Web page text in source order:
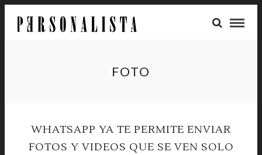
FOTO
WHATSAPP YA TE PERMITE ENVIAR
FOTOS Y VIDEOS QUE SE VEN SOLO